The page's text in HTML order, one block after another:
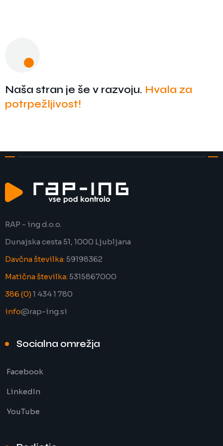
Naša stran je še v razvoju. Hvala za
potrpežljivost!
RAP - ing d.o.o.
Dunajska cesta 51, 1000 Ljubljana
Davčna številka: 59198362
Matična številka: 5315867000
386 (0) 1 434 1 780
info@rap-ing.si
Socialna omrežja
Facebook
LinkedIn
YouTube